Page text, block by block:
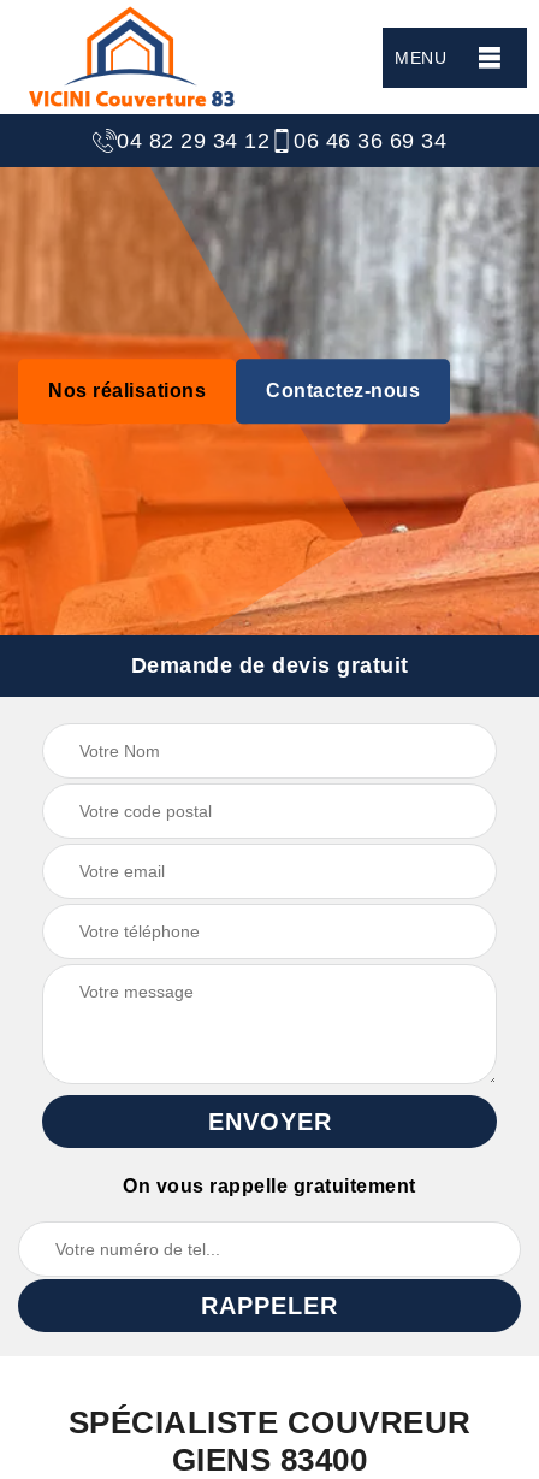
MENU
04 82 29 34 12 06 46 36 69 34
Nos réalisations Contactez-nous
Demande de devis gratuit
On vous rappelle gratuitement
SPÉCIALISTE COUVREUR
GIENS 83400